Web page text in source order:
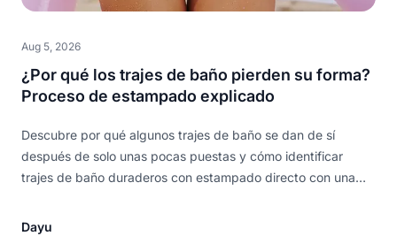
Aug 5, 2026
¿Por qué los trajes de baño pierden su forma?
Proceso de estampado explicado
Descubre por qué algunos trajes de baño se dan de sí
después de solo unas pocas puestas y cómo identificar
trajes de baño duraderos con estampado directo con una
Dayu